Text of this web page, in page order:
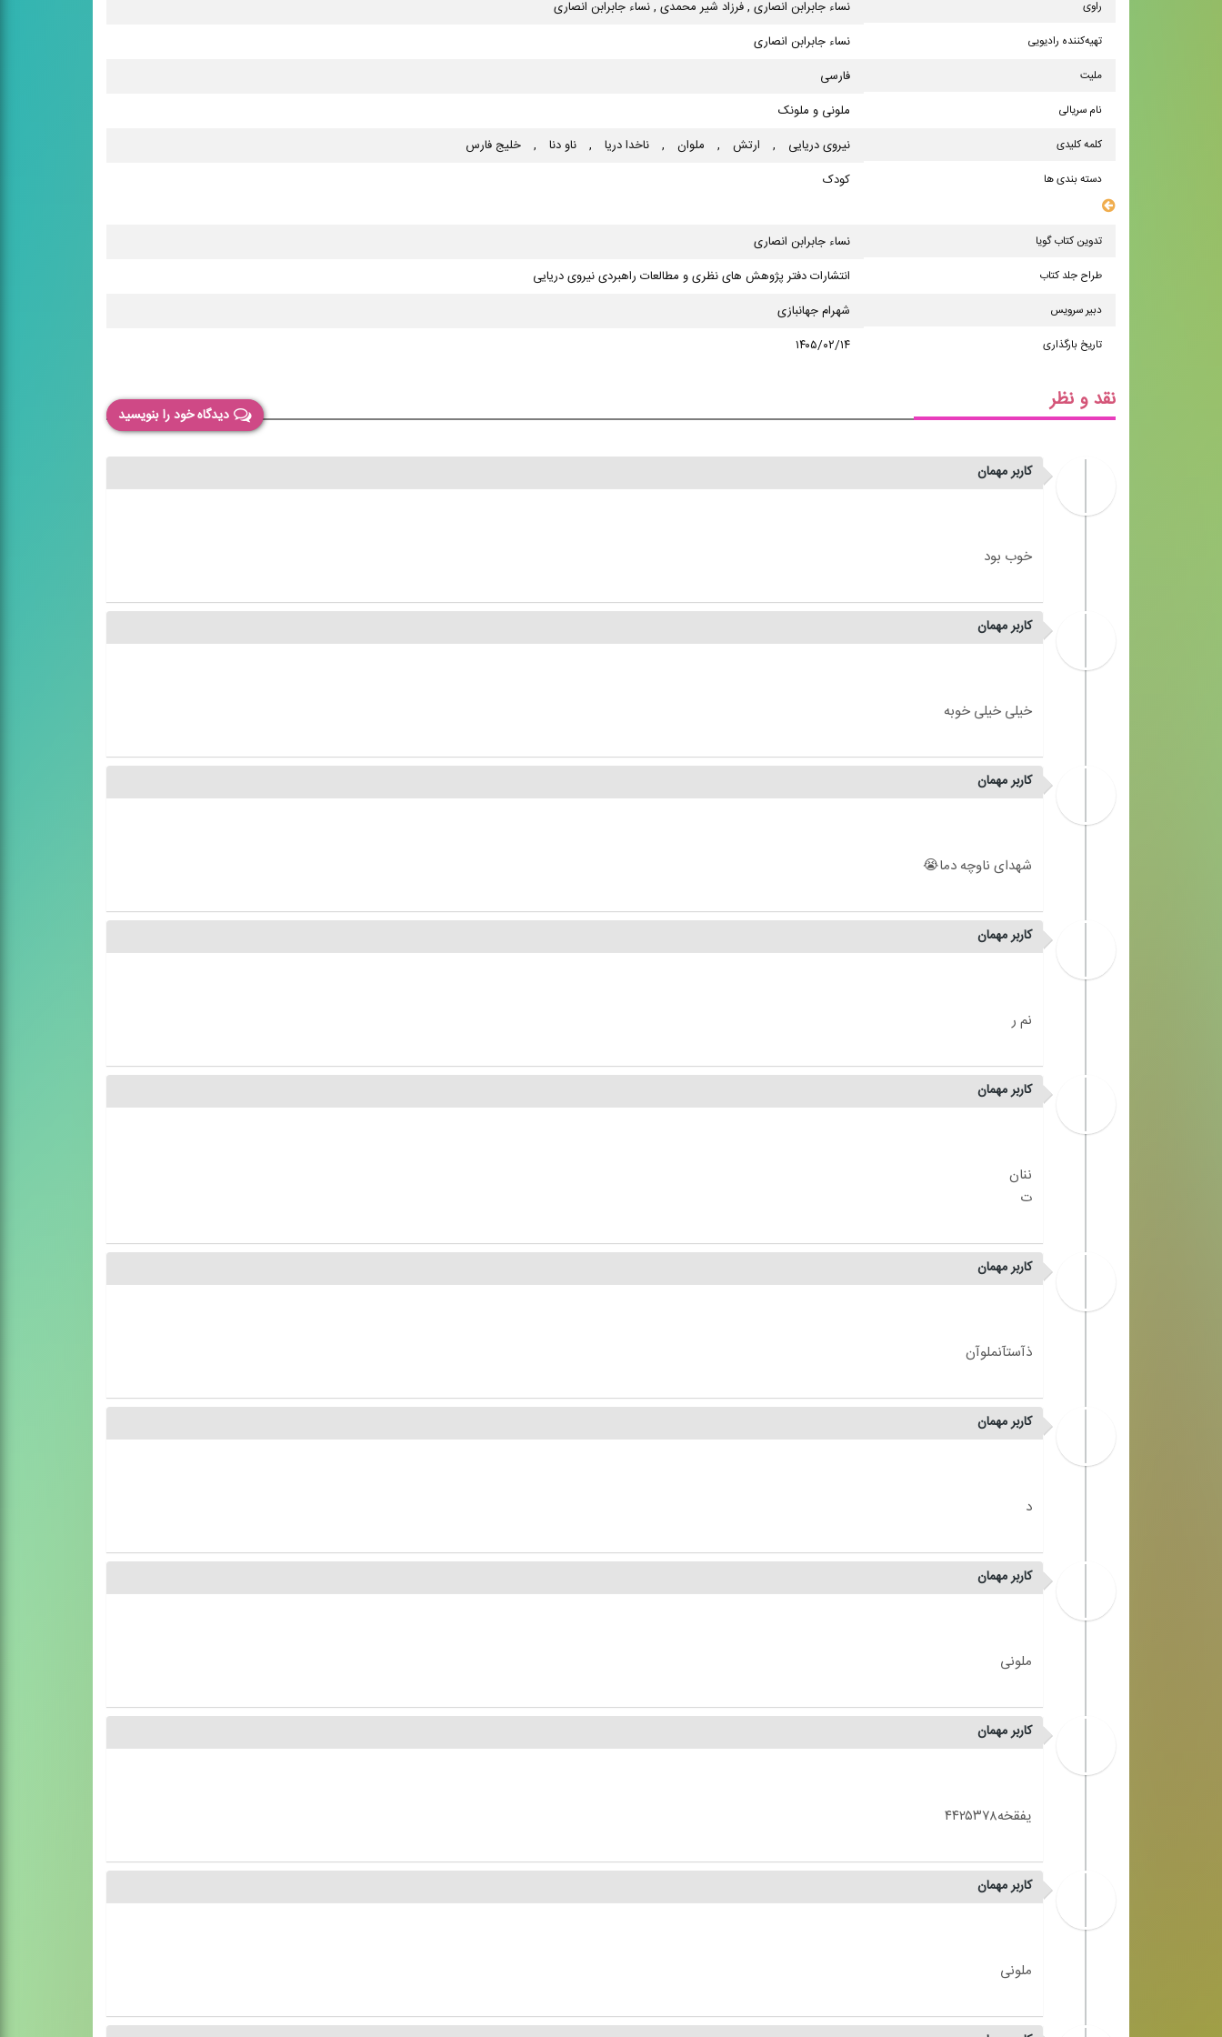
راوی نساء جابرابن انصاری , فرزاد شیر محمدی , نساء جابرابن انصاری
تهیه‌کننده رادیویی نساء جابرابن انصاری
ملیت فارسی
نام سریالی ملونی و ملونک
کلمه کلیدی نیروی دریایی , ارتش , ملوان , ناخدا دریا , ناو دنا , خلیج فارس
دسته بندی ها کودک
تدوین کتاب گویا نساء جابرابن انصاری
طراح جلد کتاب انتشارات دفتر پژوهش های نظری و مطالعات راهبردی نیروی دریایی
دبیر سرویس شهرام جهانبازی
تاریخ بارگذاری ۱۴۰۵/۰۲/۱۴
دیدگاه خود را بنویسید
نقد و نظر
کاربر مهمان
کاربر مهمان
کاربر مهمان
کاربر مهمان
کاربر مهمان
کاربر مهمان
کاربر مهمان
کاربر مهمان
کاربر مهمان
کاربر مهمان